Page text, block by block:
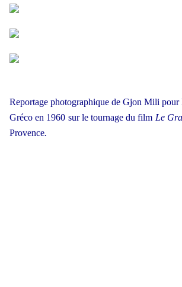
Reportage photographique de Gjon Mili pour
Gréco en 1960 sur le tournage du film Le
Provence.